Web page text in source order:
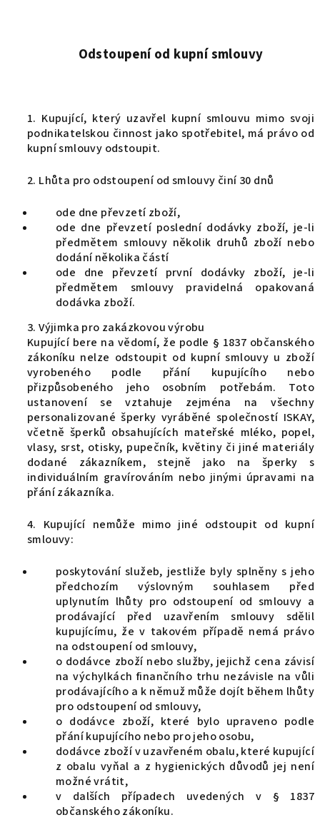
Odstoupení od kupní smlouvy
1. Kupující, který uzavřel kupní smlouvu mimo svoji
podnikatelskou činnost jako spotřebitel, má právo od
kupní smlouvy odstoupit.
2. Lhůta pro odstoupení od smlouvy činí 30 dnů
ode dne převzetí zboží,
ode dne převzetí poslední dodávky zboží, je-li
předmětem smlouvy několik druhů zboží nebo
dodání několika částí
ode dne převzetí první dodávky zboží, je-li
předmětem smlouvy pravidelná opakovaná
dodávka zboží.
3. Výjimka pro zakázkovou výrobu
Kupující bere na vědomí, že podle § 1837 občanského
zákoníku nelze odstoupit od kupní smlouvy u zboží
vyrobeného podle přání kupujícího nebo
přizpůsobeného jeho osobním potřebám. Toto
ustanovení se vztahuje zejména na všechny
personalizované šperky vyráběné společností ISKAY,
včetně šperků obsahujících mateřské mléko, popel,
vlasy, srst, otisky, pupečník, květiny či jiné materiály
dodané zákazníkem, stejně jako na šperky s
individuálním gravírováním nebo jinými úpravami na
přání zákazníka.
4. Kupující nemůže mimo jiné odstoupit od kupní
smlouvy:
poskytování služeb, jestliže byly splněny s jeho
předchozím výslovným souhlasem před
uplynutím lhůty pro odstoupení od smlouvy a
prodávající před uzavřením smlouvy sdělil
kupujícímu, že v takovém případě nemá právo
na odstoupení od smlouvy,
o dodávce zboží nebo služby, jejichž cena závisí
na výchylkách finančního trhu nezávisle na vůli
prodávajícího a k němuž může dojít během lhůty
pro odstoupení od smlouvy,
o dodávce zboží, které bylo upraveno podle
přání kupujícího nebo pro jeho osobu,
dodávce zboží v uzavřeném obalu, které kupující
z obalu vyňal a z hygienických důvodů jej není
možné vrátit,
v dalších případech uvedených v § 1837
občanského zákoníku.